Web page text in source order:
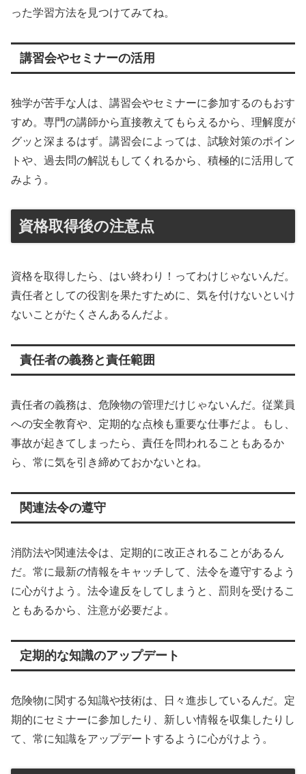
った学習方法を見つけてみてね。
講習会やセミナーの活用
独学が苦手な人は、講習会やセミナーに参加するのもおす
すめ。専門の講師から直接教えてもらえるから、理解度が
グッと深まるはず。講習会によっては、試験対策のポイン
トや、過去問の解説もしてくれるから、積極的に活用して
みよう。
資格取得後の注意点
資格を取得したら、はい終わり！ってわけじゃないんだ。
責任者としての役割を果たすために、気を付けないといけ
ないことがたくさんあるんだよ。
責任者の義務と責任範囲
責任者の義務は、危険物の管理だけじゃないんだ。従業員
への安全教育や、定期的な点検も重要な仕事だよ。もし、
事故が起きてしまったら、責任を問われることもあるか
ら、常に気を引き締めておかないとね。
関連法令の遵守
消防法や関連法令は、定期的に改正されることがあるん
だ。常に最新の情報をキャッチして、法令を遵守するよう
に心がけよう。法令違反をしてしまうと、罰則を受けるこ
ともあるから、注意が必要だよ。
定期的な知識のアップデート
危険物に関する知識や技術は、日々進歩しているんだ。定
期的にセミナーに参加したり、新しい情報を収集したりし
て、常に知識をアップデートするように心がけよう。